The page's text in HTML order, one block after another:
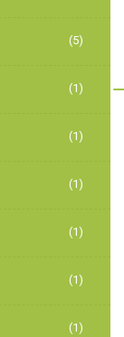
(5)
(1)
(1)
(1)
(1)
(1)
(1)